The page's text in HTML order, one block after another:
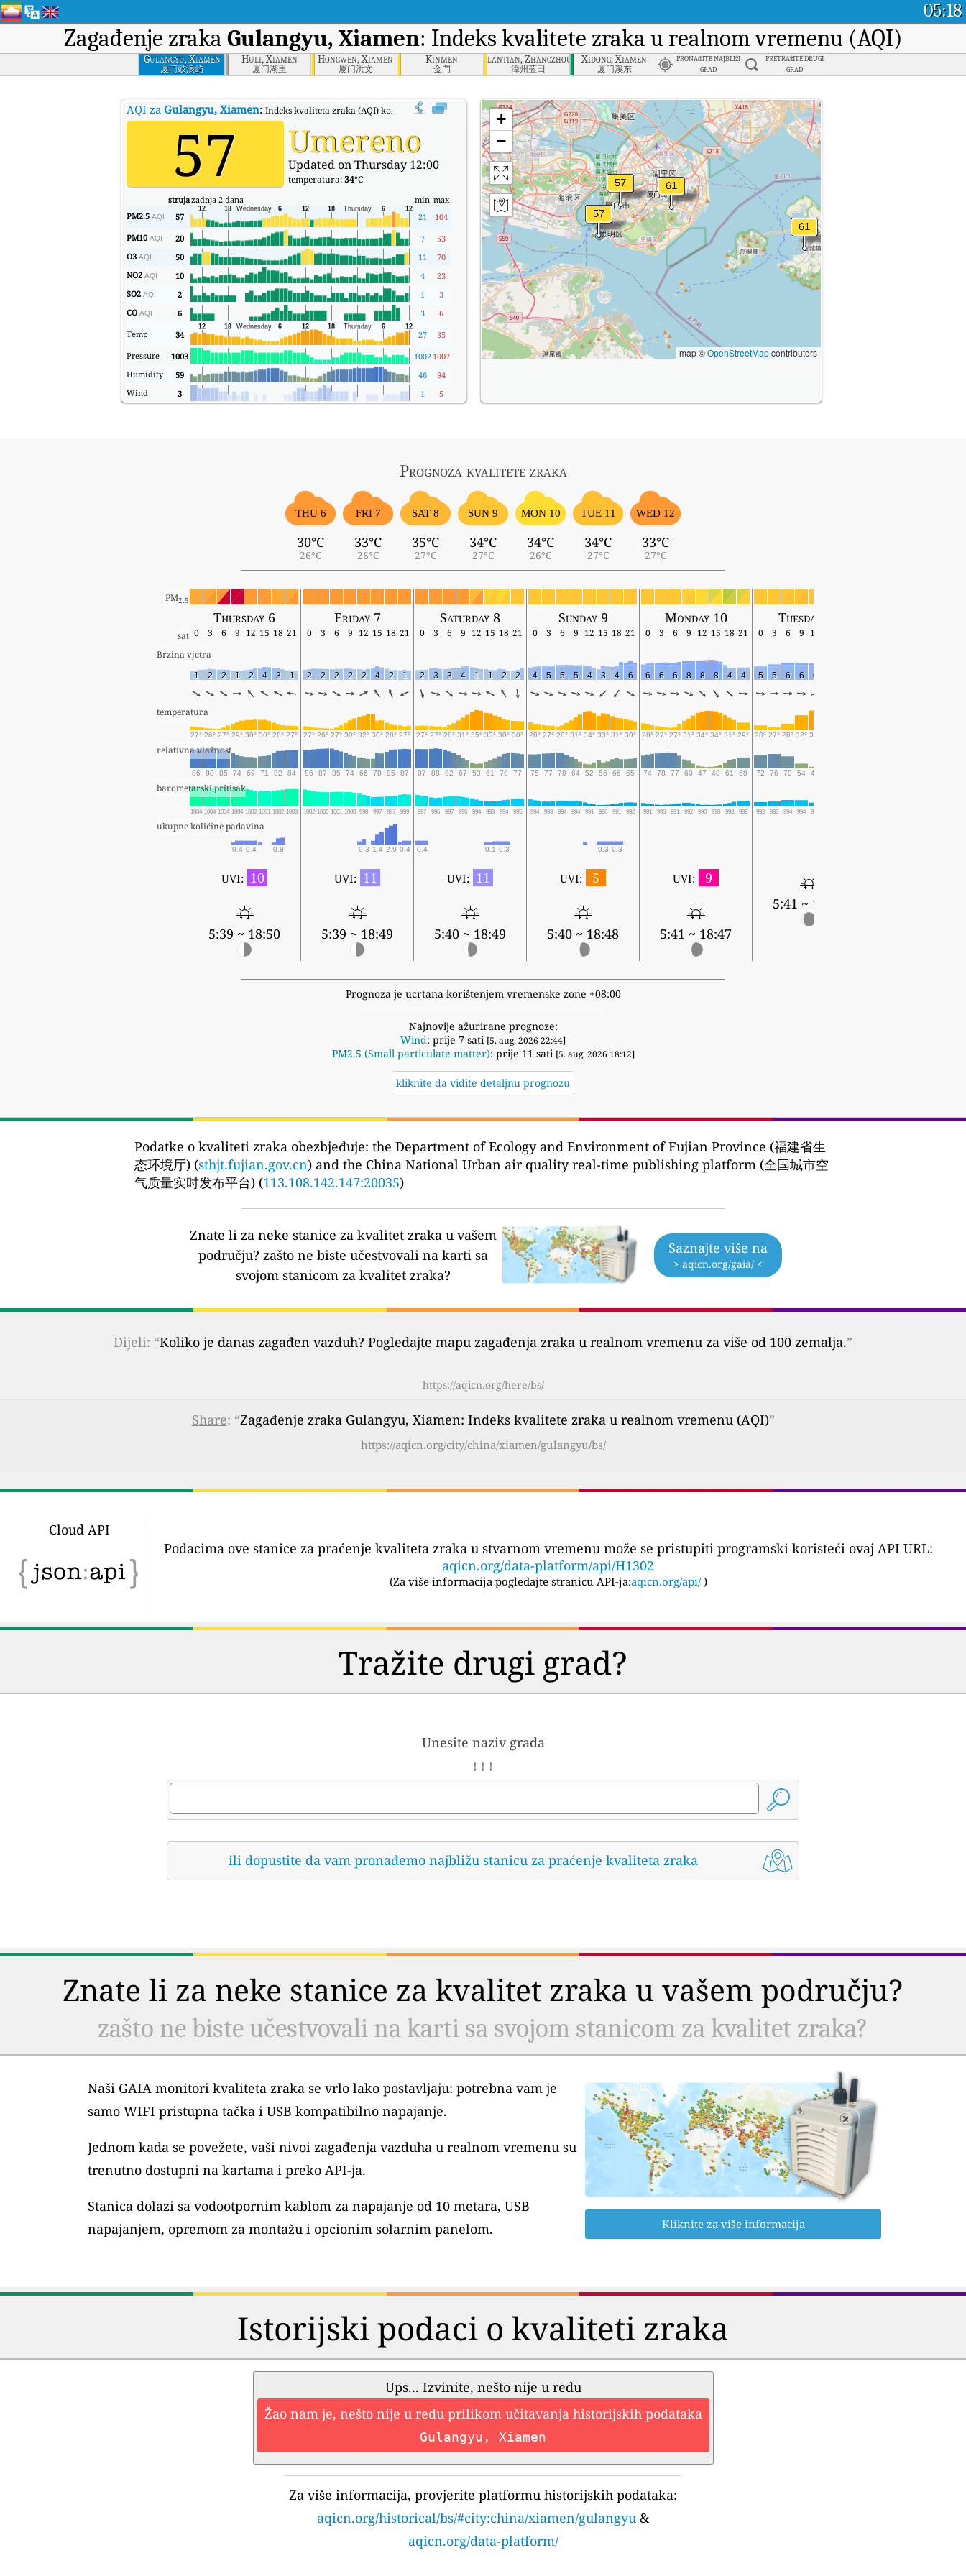
05:18
Zagađenje zraka Gulangyu, Xiamen: Indeks kvalitete zraka u realnom vremenu (AQI)
Gulangyu, Xiamen
厦门鼓浪屿
Huli, Xiamen
厦门湖里
Hongwen, Xiamen
厦门洪文
Kinmen
金門
lantian, Zhangzhou
漳州蓝田
Xidong, Xiamen
厦门溪东
PRONAđITE NAJBLIžI
GRAD
PRETRAžITE DRUGI
GRAD
AQI za Gulangyu, Xiamen: Indeks kvaliteta zraka (AQI) kompanije Gulangyu, Xiamen u stvarnom vremenu.
57 Umereno
Updated on Thursday 12:00
temperatura:34°C
strujazadnja 2 dana min max
PM2.5 AQI 57 21
104
PM10 AQI 20 7
53
O3 AQI 50 11
70
NO2 AQI 10 4
23
SO2 AQI 2 1
3
CO AQI 6 3
6
Temp
34 27
35
Pressure
1003 1002 1007
Humidity
59 46
94
Wind
3 1 5
+
−
map ©OpenStreetMapcontributors
Prognoza kvalitete zraka
THU 6
30°C
26°C
FRI 7
33°C
26°C
SAT 8
35°C
27°C
SUN 9
34°C
27°C
MON 10
34°C
26°C
TUE 11
34°C
27°C
WED 12
33°C
27°C
PM2.5
Thursday 6 Friday 7 Saturday 8 Sunday 9 Monday 10 Tuesday 11
sat 0 3 6 9 12 15 18 21 0 3 6 9 12 15 18 21 0 3 6 9 12 15 18 21 0 3 6 9 12 15 18 21 0 3 6 9 12 15 18 21 0 3 6 9 12
Brzina vjetra
1 2 2 1 2 4 3 1 2 2 2 2 2 4 2 1 2 3 3 4 1 1 2 2 4 5 5 5 4 3 4 6 6 6 6 8 8 8 4 4 5 5 6 6 6
temperatura
27° 26° 27° 29° 30° 30° 28° 27° 27° 26° 27° 30° 32° 30° 28° 27° 27° 27° 28° 31° 35° 33° 30° 30° 28° 27° 28° 31° 34° 33° 31° 30° 28° 27° 27° 31° 34° 34° 31° 29° 28° 27° 28° 32° 34°
relativna vlažnost
86 88 85 74 69 71 82 84 85 87 85 74 66 78 85 87 87 88 82 67 53 61 76 77 75 77 78 64 52 56 66 65 74 78 77 60 47 48 61 68 72 76 70 54 47
barometarski pritisak
1004 1004 1004 1004 1002 1001 1002 1003 1002 1000 1001 1000 998 997 997 999 997 996 997 996 994 993 994 995 994 993 994 994 991 990 991 992 991 990 991 992 990 990 992 993 992 993 994 994 992
ukupne količine padavina
0.4 0.4 0.8 0.3 1.4 2.9 0.4 0.4 0.1 0.3 0.3 0.3
UVI: 10
5:39 ~ 18:50
UVI: 11
5:39 ~ 18:49
UVI: 11
5:40 ~ 18:49
UVI: 5
5:40 ~ 18:48
UVI: 9
5:41 ~ 18:47
5:41 ~ 18:47
Prognoza je ucrtana korištenjem vremenske zone +08:00
Najnovije ažurirane prognoze:
Wind: prije 7 sati [5. aug. 2026 22:44]
PM2.5 (Small particulate matter): prije 11 sati [5. aug. 2026 18:12]
kliknite da vidite detaljnu prognozu
Podatke o kvaliteti zraka obezbjeđuje: the Department of Ecology and Environment of Fujian Province (福建省生
态环境厅) (sthjt.fujian.gov.cn) and the China National Urban air quality real-time publishing platform (全国城市空
气质量实时发布平台) (113.108.142.147:20035)
Znate li za neke stanice za kvalitet zraka u vašem
području? zašto ne biste učestvovali na karti sa
svojom stanicom za kvalitet zraka?
Saznajte više na
> aqicn.org/gaia/ <
Dijeli: “Koliko je danas zagađen vazduh? Pogledajte mapu zagađenja zraka u realnom vremenu za više od 100 zemalja.”
https://aqicn.org/here/bs/
Share: “Zagađenje zraka Gulangyu, Xiamen: Indeks kvalitete zraka u realnom vremenu (AQI)”
https://aqicn.org/city/china/xiamen/gulangyu/bs/
Cloud API
Podacima ove stanice za praćenje kvaliteta zraka u stvarnom vremenu može se pristupiti programski koristeći ovaj API URL:
aqicn.org/data-platform/api/H1302
(Za više informacija pogledajte stranicu API-ja:aqicn.org/api/ )
Tražite drugi grad?
Unesite naziv grada
↓ ↓ ↓
ili dopustite da vam pronađemo najbližu stanicu za praćenje kvaliteta zraka
Znate li za neke stanice za kvalitet zraka u vašem području?
zašto ne biste učestvovali na karti sa svojom stanicom za kvalitet zraka?
Naši GAIA monitori kvaliteta zraka se vrlo lako postavljaju: potrebna vam je
samo WIFI pristupna tačka i USB kompatibilno napajanje.
Jednom kada se povežete, vaši nivoi zagađenja vazduha u realnom vremenu su
trenutno dostupni na kartama i preko API-ja.
Stanica dolazi sa vodootpornim kablom za napajanje od 10 metara, USB
napajanjem, opremom za montažu i opcionim solarnim panelom.
Kliknite za više informacija
Istorijski podaci o kvaliteti zraka
Ups... Izvinite, nešto nije u redu
Žao nam je, nešto nije u redu prilikom učitavanja historijskih podataka
Gulangyu, Xiamen
Za više informacija, provjerite platformu historijskih podataka:
aqicn.org/historical/bs/#city:china/xiamen/gulangyu &
aqicn.org/data-platform/